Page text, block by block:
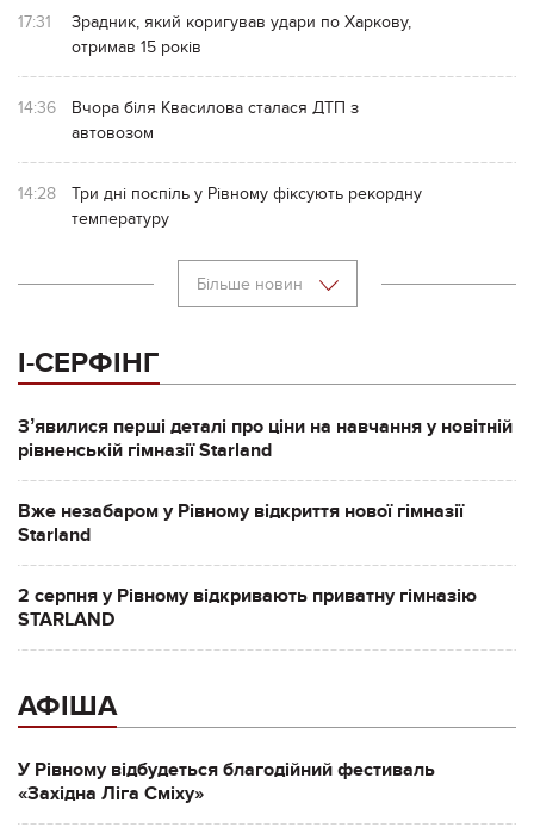
17:31
Зрадник, який коригував удари по Харкову,
отримав 15 років
14:36
Вчора біля Квасилова сталася ДТП з
автовозом
14:28
Три дні поспіль у Рівному фіксують рекордну
температуру
Більше новин
І-СЕРФІНГ
Зʼявилися перші деталі про ціни на навчання у новітній
рівненській гімназії Starland
Вже незабаром у Рівному відкриття нової гімназії
Starland
2 серпня у Рівному відкривають приватну гімназію
STARLAND
АФІША
У Рівному відбудеться благодійний фестиваль
«Західна Ліга Сміху»